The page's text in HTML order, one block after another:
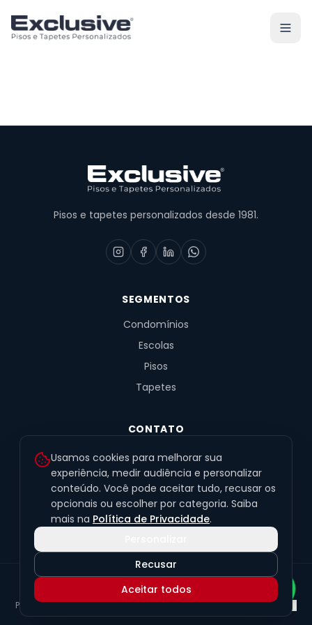
Pisos e tapetes personalizados desde 1981.
SEGMENTOS
Condomínios
Escolas
Pisos
Tapetes
CONTATO
R. Fernandes de Barros, 491, Sala 4
Alto da XV · Curitiba/PR · 80040-060
(41) 99201-6050
contato@exclusivetapetes.com.br
© 2026 Exclusive Pisos e Tapetes Personalizados
45.563.259/0001-89
Política de PrivacidadeTermos de UsoLGPDPreferências de cookies
Usamos cookies para melhorar sua
experiência, medir audiência e personalizar
conteúdo. Você pode aceitar tudo, recusar os
opcionais ou escolher por categoria. Saiba
mais na Política de Privacidade.
Recusar
Aceitar todos